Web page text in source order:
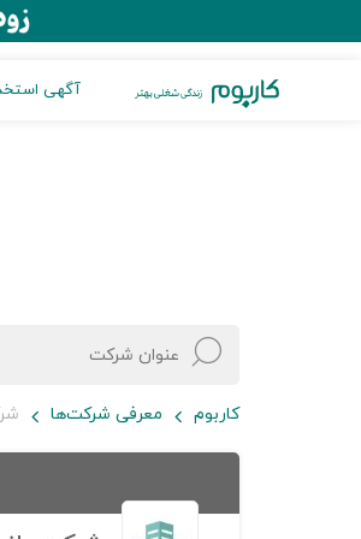
آگهی
کاربوم معرفی شرکت‌ها